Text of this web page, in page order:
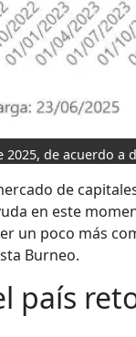
de acuerdo a
de
en este
un poco más
Burneo.
país